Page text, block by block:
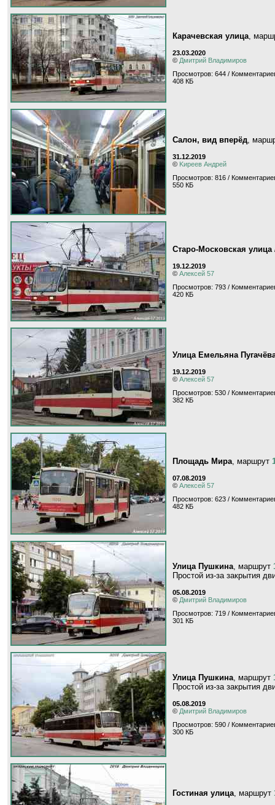
Карачевская улица,
23.03.2020
© Дмитрий Владимиров
Просмотров: 644 /
408 КБ
Салон, вид вперёд,
31.12.2019
© Kиpeeв Aндpeй
Просмотров: 816 /
550 КБ
Старо-Московская
19.12.2019
© Алексей 57
Просмотров: 793 /
420 КБ
Улица Емельяна
19.12.2019
© Алексей 57
Просмотров: 530 /
382 КБ
Площадь Мира, маршрут
07.08.2019
© Алексей 57
Просмотров: 623 /
482 КБ
Улица Пушкина, маршрут
Простой из-за закрытия
05.08.2019
© Дмитрий Владимиров
Просмотров: 719 /
301 КБ
Улица Пушкина, маршрут
Простой из-за закрытия
05.08.2019
© Дмитрий Владимиров
Просмотров: 590 /
300 КБ
Гостиная улица, маршрут